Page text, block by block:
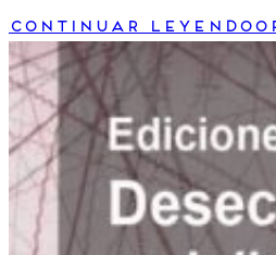
Continuar leyendo